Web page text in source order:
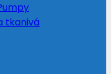
tkanivá